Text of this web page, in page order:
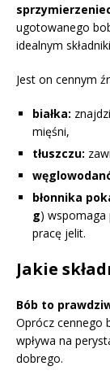
ugotowanego
idealnym
Jest on cennym
białka:
mięśni,
tłuszczu:
błonnika
g) wspomaga
pracę jelit.
Jakie
Bób to
Oprócz cennego
wpływa na
dobrego.